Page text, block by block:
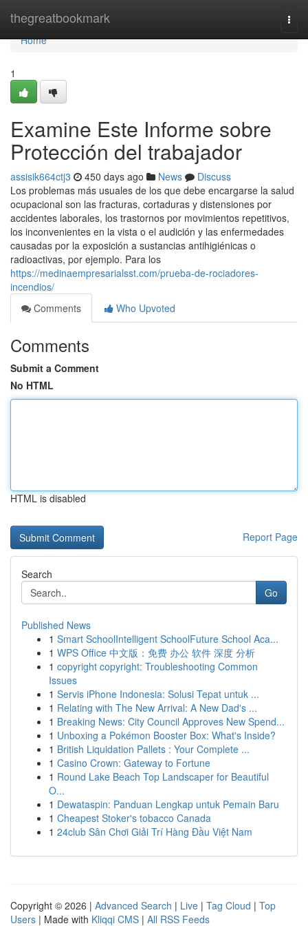
thegreatbookmark
Home
Home
1
Examine Este Informe sobre
Protección del trabajador
assisik664ctj3 450 days ago News
Discuss
Los problemas más usuales de los que debe encargarse la salud
ocupacional son las fracturas, cortaduras y distensiones por
accidentes laborales, los trastornos por movimientos repetitivos,
los inconvenientes en la vista o el audición y las enfermedades
causadas por la exposición a sustancias antihigiénicas o
radioactivas, por ejemplo. Para los
https://medinaempresarialsst.com/prueba-de-rociadores-
incendios/
Comments
Who Upvoted
Comments
Submit a Comment
No HTML
HTML is disabled
Report Page
Search
Go
Published News
1 Smart SchoolIntelligent SchoolFuture School Aca...
1 WPS Office 中文版：免费 办公 软件 深度 分析
1 copyright copyright: Troubleshooting Common
Issues
1 Servis iPhone Indonesia: Solusi Tepat untuk ...
1 Relating with The New Arrival: A New Dad's ...
1 Breaking News: City Council Approves New Spend...
1 Unboxing a Pokémon Booster Box: What's Inside?
1 British Liquidation Pallets : Your Complete ...
1 Casino Crown: Gateway to Fortune
1 Round Lake Beach Top Landscaper for Beautiful
O...
1 Dewataspin: Panduan Lengkap untuk Pemain Baru
1 Cheapest Stoker's tobacco Canada
1 24club Sân Chơi Giải Trí Hàng Đầu Việt Nam
Copyright © 2026 | Advanced Search | Live | Tag Cloud | Top
Users | Made with Kliqqi CMS | All RSS Feeds